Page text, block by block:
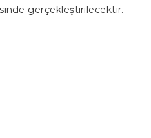
gerçekleştirilecektir.